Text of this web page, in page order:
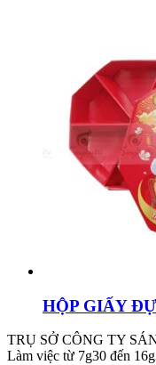
HỘP GIẤY
TRỤ SỞ CÔNG TY
Làm việc từ 7g30 đến